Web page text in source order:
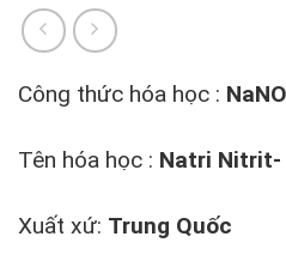
Công thức hóa học :
Tên hóa học : Natri Nitrit-
Xuất xứ: Trung Quốc